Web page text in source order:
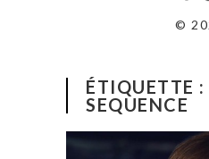
©
ÉTIQUETTE :
SEQUENCE